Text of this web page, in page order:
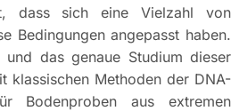
dass sich eine Vielzahl von
Bedingungen angepasst haben.
und das genaue Studium dieser
klassischen Methoden der DNA-
Bodenproben aus extremen